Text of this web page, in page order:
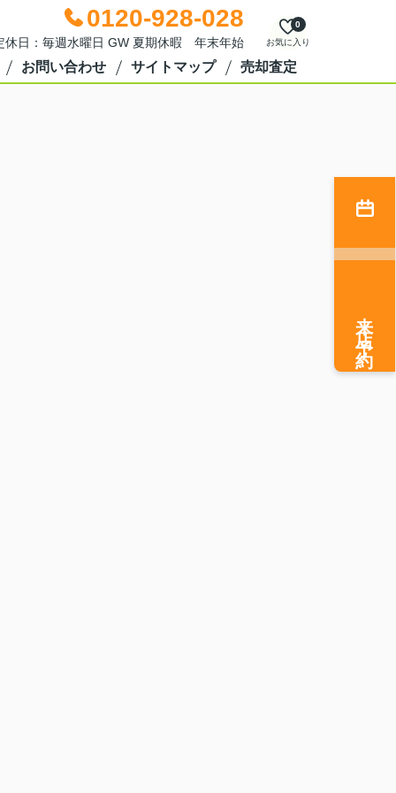
0120-928-028
日：毎週水曜日 GW 夏期休暇 年末年始 お気に入り
0
お問い合わせ サイトマップ 売却査定
来店予約